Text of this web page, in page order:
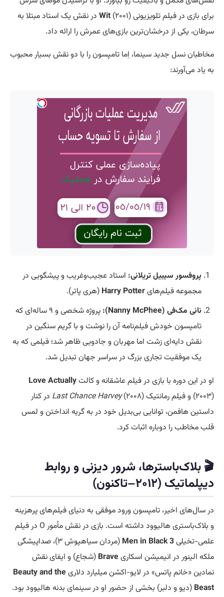
برای بازی در فیلم تلویزیونی
Wit (۲۰۰۱) در نقش یک استاد مبتلا به
سرطان، یکی از درخشان‌ترین بازی‌های عمرش را ارائه داد.
مخاطبان نسل جدید سینما، اِما تامپسون را با دو نقش بسیار محبوب
به یاد می‌آورند:
پروفسور سیبیل تریلانی: استاد عجیب‌وغریب و پیشگویی در
مجموعه‌ فیلم‌هایHarry Potter (هری پاتر).
نانی مک‌فی (Nanny McPhee):
پروژه شخصی و ۹ ساله‌ای که
تامپسون خودش فیلم‌نامه آن را نوشت و با گریم سنگین در
نقش دایه‌ای زشت اما مهربان و جادویی ظاهر شد؛ فیلمی که به
یک موفقیت تجاری بزرگ در سراسر جهان تبدیل شد.
او در این دوره با بازی در فیلم عاشقانه و کالتLove Actually
(۲۰۰۳) و فیلم رمانتیک
Last Chance Harvey (۲۰۰۸) در کنار
داستین هافمن، توانایی بی‌بدیل خود در به گریه انداختن و لمس
قلب مخاطب را دوباره اثبات کرد.
🎬 بلاک‌باسترها، شرور دیزنی و روابط
دیپلماتیک (۲۰۱۲–تاکنون)
در سال‌های اخیر، تامپسون ورود موفقی به دنیای فیلم‌های پرهزینه
و بلاک‌باستری هالیوود داشته است. بازی در نقش مأمور O در فیلم
علمی-تخیلیMen in Black 3
(مردان سیاهپوش ۳)، صداپیشگی
ملکه الینور در انیمیشن اسکاری Brave (شجاع) و ایفای نقش
نمادین «خانم پاتس» در لایو-اکشن میلیارد دلاری Beauty and the
Beast (دیو و دلبر) بخشی از حضور او در سینمای بدنه هالیوود بود.